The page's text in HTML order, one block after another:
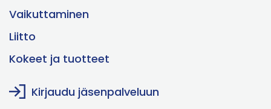
Vaikuttaminen
Liitto
Kokeet ja tuotteet
Kirjaudu jäsenpalveluun